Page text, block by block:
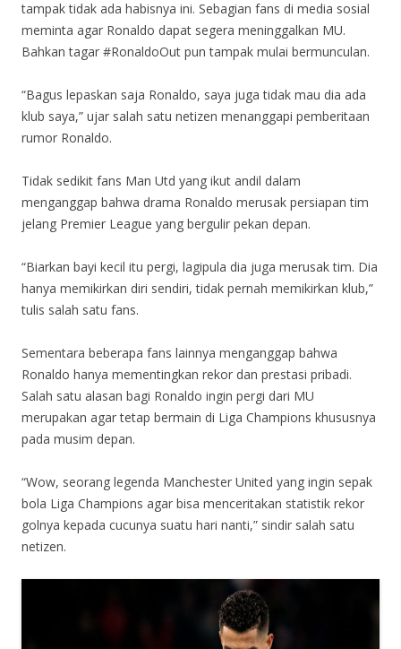
tampak tidak ada habisnya ini. Sebagian fans di media sosial
meminta agar Ronaldo dapat segera meninggalkan MU.
Bahkan tagar #RonaldoOut pun tampak mulai bermunculan.
“Bagus lepaskan saja Ronaldo, saya juga tidak mau dia ada
klub saya,” ujar salah satu netizen menanggapi pemberitaan
rumor Ronaldo.
Tidak sedikit fans Man Utd yang ikut andil dalam
menganggap bahwa drama Ronaldo merusak persiapan tim
jelang Premier League yang bergulir pekan depan.
“Biarkan bayi kecil itu pergi, lagipula dia juga merusak tim. Dia
hanya memikirkan diri sendiri, tidak pernah memikirkan klub,”
tulis salah satu fans.
Sementara beberapa fans lainnya menganggap bahwa
Ronaldo hanya mementingkan rekor dan prestasi pribadi.
Salah satu alasan bagi Ronaldo ingin pergi dari MU
merupakan agar tetap bermain di Liga Champions khususnya
pada musim depan.
“Wow, seorang legenda Manchester United yang ingin sepak
bola Liga Champions agar bisa menceritakan statistik rekor
golnya kepada cucunya suatu hari nanti,” sindir salah satu
netizen.